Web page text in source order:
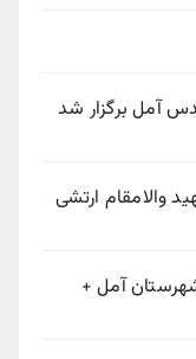
آمل برگزار شد
والیبال به یاد ۳۹۸ شهید والامقام ارتشی
آمل +